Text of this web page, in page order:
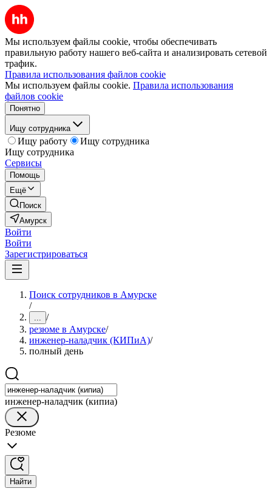
Мы используем файлы cookie, чтобы обеспечивать
правильную работу нашего веб-сайта и анализировать сетевой
трафик.
Правила использования файлов cookie
Мы используем файлы cookie. Правила использования
файлов cookie
Понятно
Ищу сотрудника
Ищу работу
Ищу сотрудника
Ищу сотрудника
Сервисы
Помощь
Ещё
Поиск
Амурск
Войти
Войти
Зарегистрироваться
Поиск сотрудников в Амурске
/
... /
резюме в Амурске/
инженер-наладчик (КИПиА)/
полный день
инженер-наладчик (кипиа)
Резюме
Найти